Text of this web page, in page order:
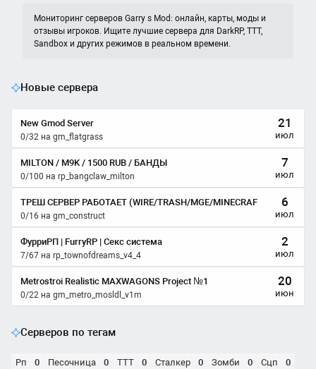
Мониторинг серверов Garry s Mod: онлайн, карты, моды и
отзывы игроков. Ищите лучшие сервера для DarkRP, TTT,
Sandbox и других режимов в реальном времени.
Новые сервера
New Gmod Server
0/32 на gm_flatgrass
21
июл
MILTON / M9K / 1500 RUB / БАНДЫ
0/100 на rp_bangclaw_milton
7
июл
ТРЕШ СЕРВЕР РАБОТАЕТ (WIRE/TRASH/MGE/MINECRAF
0/16 на gm_construct
6
июл
ФурриРП | FurryRP | Секс система
7/67 на rp_townofdreams_v4_4
2
июл
Metrostroi Realistic MAXWAGONS Project №1
0/22 на gm_metro_mosldl_v1m
20
июн
Серверов по тегам
рп 0 песочница 0 ТТТ 0 сталкер 0 зомби 0 сцп
0